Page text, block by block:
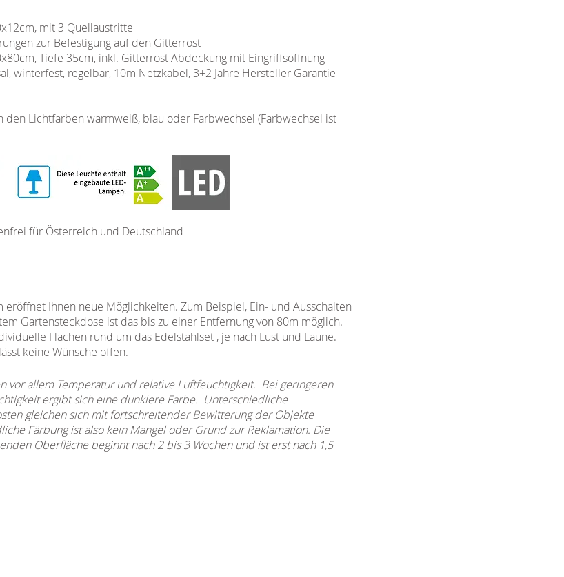
mit 3 Quellaustritte
zur Befestigung auf den Gitterrost
Tiefe 35cm, inkl. Gitterrost Abdeckung mit Eingriffsöffnung
winterfest, regelbar, 10m Netzkabel, 3+2 Jahre Hersteller Garantie
Lichtfarben warmweiß, blau oder Farbwechsel (Farbwechsel ist
für Österreich und Deutschland
Ihnen neue Möglichkeiten. Zum Beispiel, Ein- und Ausschalten
Gartensteckdose ist das bis zu einer Entfernung von 80m möglich.
Flächen rund um das Edelstahlset , je nach Lust und Laune.
keine Wünsche offen.
vor allem Temperatur und relative Luftfeuchtigkeit. Bei geringeren
ergibt sich eine dunklere Farbe. Unterschiedliche
gleichen sich mit fortschreitender Bewitterung der Objekte
Färbung ist also kein Mangel oder Grund zur Reklamation. Die
Oberfläche beginnt nach 2 bis 3 Wochen und ist erst nach 1,5